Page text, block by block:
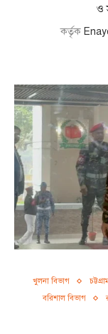
ও
কর্তৃক
খুলনা বিভাগ
বরিশাল বিভাগ